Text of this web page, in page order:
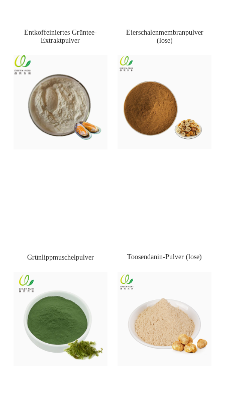
Entkoffeiniertes Grüntee-
Extraktpulver
Eierschalenmembranpulver
(lose)
Grünlippmuschelpulver Toosendanin-Pulver (lose)